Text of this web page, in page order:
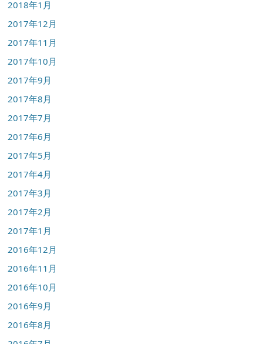
2018年1月
2017年12月
2017年11月
2017年10月
2017年9月
2017年8月
2017年7月
2017年6月
2017年5月
2017年4月
2017年3月
2017年2月
2017年1月
2016年12月
2016年11月
2016年10月
2016年9月
2016年8月